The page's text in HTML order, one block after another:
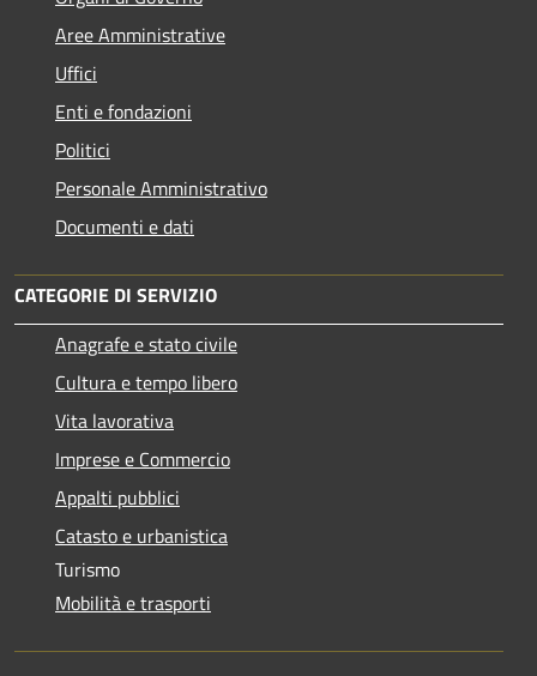
Aree Amministrative
Uffici
Enti e fondazioni
Politici
Personale Amministrativo
Documenti e dati
CATEGORIE DI SERVIZIO
Anagrafe e stato civile
Cultura e tempo libero
Vita lavorativa
Imprese e Commercio
Appalti pubblici
Catasto e urbanistica
Turismo
Mobilità e trasporti